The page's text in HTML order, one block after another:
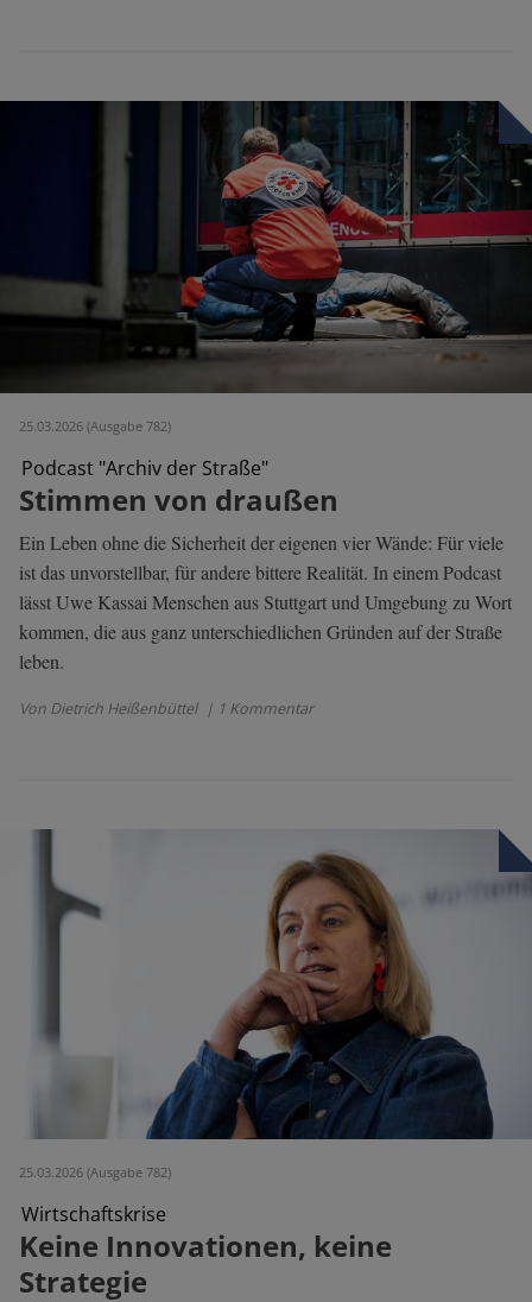
25.03.2026 (Ausgabe 782)
Podcast "Archiv der Straße"
Stimmen von draußen
Ein Leben ohne die Sicherheit der eigenen vier Wände: Für viele
ist das unvorstellbar, für andere bittere Realität. In einem Podcast
lässt Uwe Kassai Menschen aus Stuttgart und Umgebung zu Wort
kommen, die aus ganz unterschiedlichen Gründen auf der Straße
leben.
Von Dietrich Heißenbüttel | 1 Kommentar
25.03.2026 (Ausgabe 782)
Wirtschaftskrise
Keine Innovationen, keine
Strategie